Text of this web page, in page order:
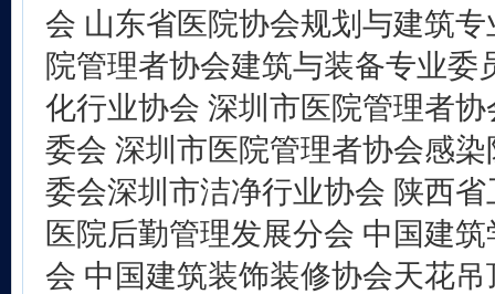
会 山东省医院协会规划与建筑
院管理者协会建筑与装备专业委
化行业协会 深圳市医院管理者
委会 深圳市医院管理者协会感
委会深圳市洁净行业协会 陕西
医院后勤管理发展分会 中国建
会 中国建筑装饰装修协会天花